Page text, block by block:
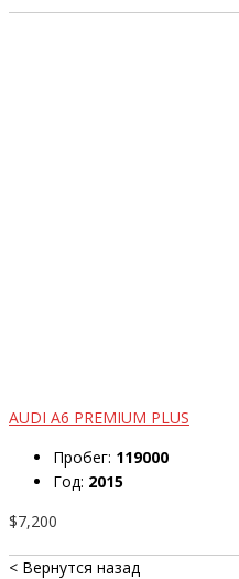
AUDI A6 PREMIUM PLUS
Пробег: 119000
Год: 2015
$7,200
< Вернутся назад